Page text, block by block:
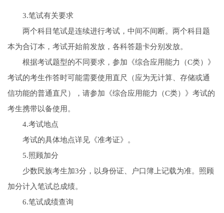
3.笔试有关要求
两个科目笔试是连续进行考试，中间不间断。两个科目题
本为合订本，考试开始前发放，各科答题卡分别发放。
根据考试题型的不同要求，参加《综合应用能力（C类）》
考试的考生作答时可能需要使用直尺（应为无计算、存储或通
信功能的普通直尺），请参加《综合应用能力（C类）》考试的
考生携带以备使用。
4.考试地点
考试的具体地点详见《准考证》。
5.照顾加分
少数民族考生加3分，以身份证、户口簿上记载为准。照顾
加分计入笔试总成绩。
6.笔试成绩查询